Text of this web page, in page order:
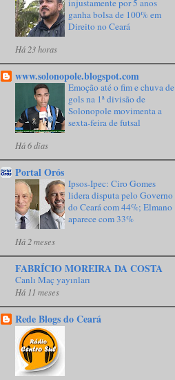
injustamente por 5 anos
ganha bolsa de 100% em
Direito no Ceará
Há 23 horas
www.solonopole.blogspot.com
Emoção até o fim e chuva de
gols na 1ª divisão de
Solonopole movimenta a
sexta-feira de futsal
Há 6 dias
Portal Orós
Ipsos-Ipec: Ciro Gomes
lidera disputa pelo Governo
do Ceará com 44%; Elmano
aparece com 33%
Há 2 meses
FABRÍCIO MOREIRA DA COSTA
Canlı Maç yayınları
Há 11 meses
Rede Blogs do Ceará